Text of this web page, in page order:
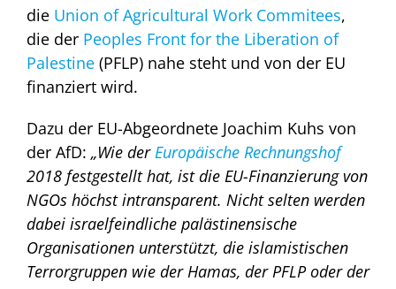
die Union of Agricultural Work Commitees,
die der Peoples Front for the Liberation of
Palestine (PFLP) nahe steht und von der EU
finanziert wird.
Dazu der EU-Abgeordnete Joachim Kuhs von
der AfD: „Wie derEuropäische Rechnungshof
2018 festgestellt hat, ist die EU-Finanzierung von
NGOs höchst intransparent. Nicht selten werden
dabei israelfeindliche palästinensische
Organisationen unterstützt, die islamistischen
Terrorgruppen wie der Hamas, der PFLP oder der